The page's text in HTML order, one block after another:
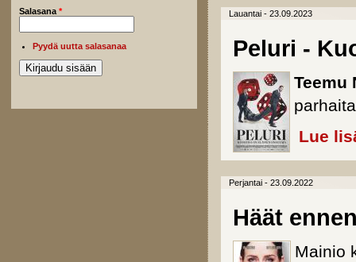
Salasana *
Pyydä uutta salasanaa
Lauantai - 23.09.2023
Peluri -
Teemu
Lue
Perjantai - 23.09.2022
Häät
Mainio